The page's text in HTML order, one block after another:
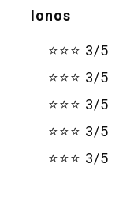
⭐⭐⭐ 3/5
⭐⭐⭐ 3/5
⭐⭐⭐ 3/5
⭐⭐⭐ 3/5
⭐⭐⭐ 3/5